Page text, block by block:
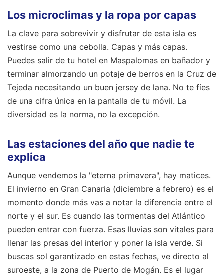
Los microclimas y la ropa por capas
La clave para sobrevivir y disfrutar de esta isla es
vestirse como una cebolla. Capas y más capas.
Puedes salir de tu hotel en Maspalomas en bañador y
terminar almorzando un potaje de berros en la Cruz de
Tejeda necesitando un buen jersey de lana. No te fíes
de una cifra única en la pantalla de tu móvil. La
diversidad es la norma, no la excepción.
Las estaciones del año que nadie te
explica
Aunque vendemos la "eterna primavera", hay matices.
El invierno en Gran Canaria (diciembre a febrero) es el
momento donde más vas a notar la diferencia entre el
norte y el sur. Es cuando las tormentas del Atlántico
pueden entrar con fuerza. Esas lluvias son vitales para
llenar las presas del interior y poner la isla verde. Si
buscas sol garantizado en estas fechas, ve directo al
suroeste, a la zona de Puerto de Mogán. Es el lugar